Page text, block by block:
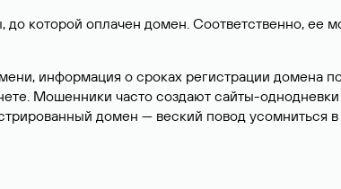
которой оплачен домен. Соответственно, ее
информация о сроках регистрации домена
Мошенники часто создают сайты-
домен — веский повод усомниться